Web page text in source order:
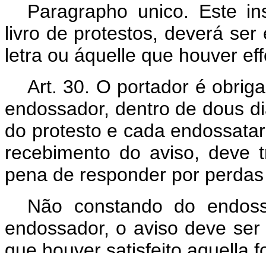
Paragrapho unico. Este
livro de protestos, deverá
letra ou áquelle que houver
Art. 30. O portador é
endossador, dentro de dous
do protesto e cada
recebimento do aviso, deve
pena de responder por
Não constando do
endossador, o aviso deve